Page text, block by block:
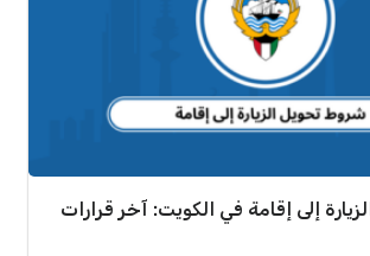
إلى إقامة في الكويت: آخر قرارات